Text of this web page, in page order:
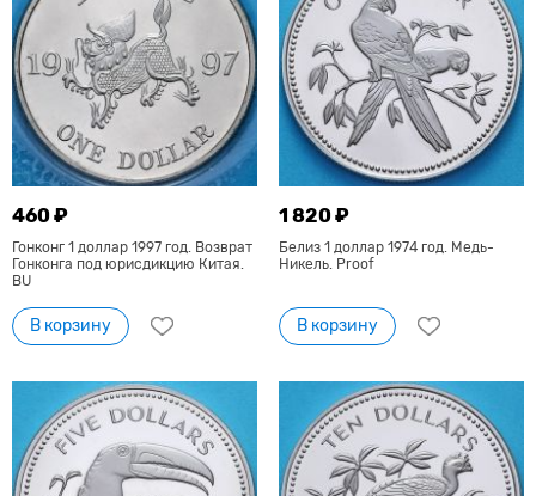
460 ₽
Гонконг 1 доллар 1997 год. Возврат
Гонконга под юрисдикцию Китая.
BU
В корзину
1 820 ₽
Белиз 1 доллар 1974 год. Медь-
Никель. Proof
В корзину